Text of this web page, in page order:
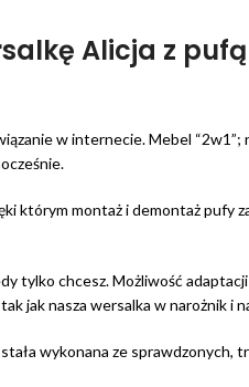
Alicja z
w internecie. Mebel “2w1”;
którym montaż i demontaż pufy
tylko chcesz. Możliwość
jak nasza wersalka w narożnik i
wykonana ze sprawdzonych,